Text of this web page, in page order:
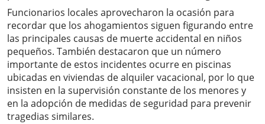
Funcionarios locales aprovecharon la ocasión para
recordar que los ahogamientos siguen figurando entre
las principales causas de muerte accidental en niños
pequeños. También destacaron que un número
importante de estos incidentes ocurre en piscinas
ubicadas en viviendas de alquiler vacacional, por lo que
insisten en la supervisión constante de los menores y
en la adopción de medidas de seguridad para prevenir
tragedias similares.